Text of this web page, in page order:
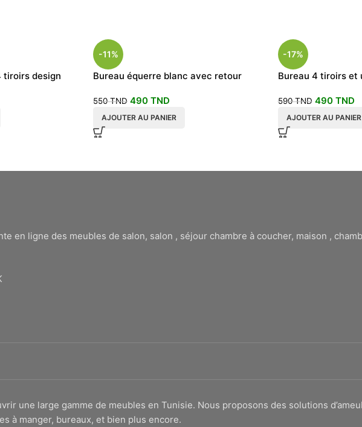
tiroirs design
-11%
Bureau équerre blanc avec retour
550TND 490 TND
AJOUTER AU PANIER
-17%
Bureau 4 tiroirs et
590TND 490 TND
AJOUTER AU PANIER
en ligne des meubles de salon, salon , séjour chambre à coucher, maison ,
une large gamme de meubles en Tunisie. Nous proposons des solutions
à manger, bureaux, et bien plus encore.